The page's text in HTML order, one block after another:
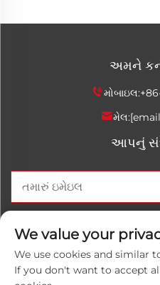
અમને
મોબાઇલ:
મેલ:
આપનું
હવે
We value your
We use cookies and similar
If you don't want to accept